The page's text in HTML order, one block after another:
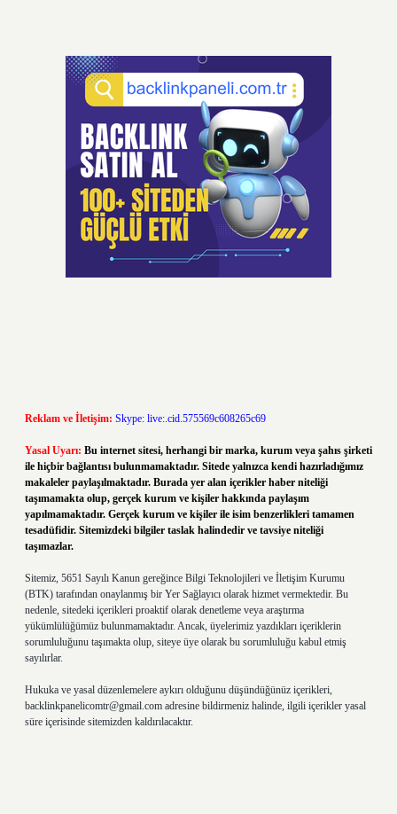
Reklam ve İletişim: Skype: live:.cid.575569c608265c69
Yasal Uyarı: Bu internet sitesi, herhangi bir marka, kurum veya şahıs şirketi
ile hiçbir bağlantısı bulunmamaktadır. Sitede yalnızca kendi hazırladığımız
makaleler paylaşılmaktadır. Burada yer alan içerikler haber niteliği
taşımamakta olup, gerçek kurum ve kişiler hakkında paylaşım
yapılmamaktadır. Gerçek kurum ve kişiler ile isim benzerlikleri tamamen
tesadüfidir. Sitemizdeki bilgiler taslak halindedir ve tavsiye niteliği
taşımazlar.
Sitemiz, 5651 Sayılı Kanun gereğince Bilgi Teknolojileri ve İletişim Kurumu
(BTK) tarafından onaylanmış bir Yer Sağlayıcı olarak hizmet vermektedir. Bu
nedenle, sitedeki içerikleri proaktif olarak denetleme veya araştırma
yükümlülüğümüz bulunmamaktadır. Ancak, üyelerimiz yazdıkları içeriklerin
sorumluluğunu taşımakta olup, siteye üye olarak bu sorumluluğu kabul etmiş
sayılırlar.
Hukuka ve yasal düzenlemelere aykırı olduğunu düşündüğünüz içerikleri,
backlinkpanelicomtr@gmail.com adresine bildirmeniz halinde, ilgili içerikler yasal
süre içerisinde sitemizden kaldırılacaktır.